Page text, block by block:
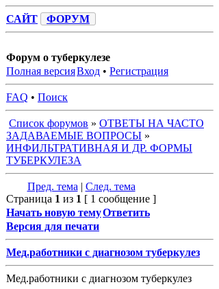
САЙТ ФОРУМ
Форум о туберкулезе
Полная версияВход • Регистрация
FAQ • Поиск
Список форумов » ОТВЕТЫ НА ЧАСТО
ЗАДАВАЕМЫЕ ВОПРОСЫ »
ИНФИЛЬТРАТИВНАЯ И ДР. ФОРМЫ
ТУБЕРКУЛЕЗА
Пред. тема | След. тема
Страница 1 из 1 [ 1 сообщение ]
Начать новую темуОтветить
Версия для печати
Мед.работники с диагнозом туберкулез
Мед.работники с диагнозом туберкулез